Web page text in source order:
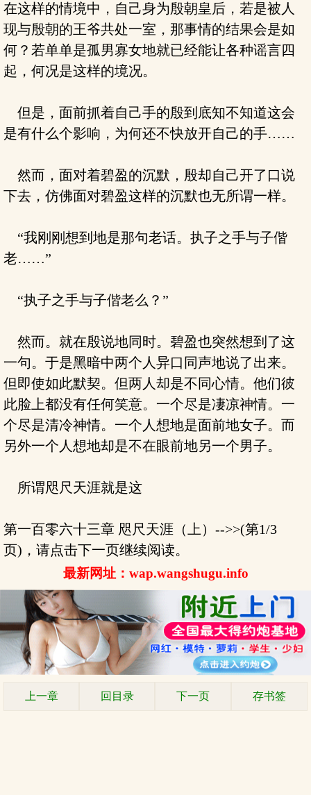
在这样的情境中，自己身为殷朝皇后，若是被人
现与殷朝的王爷共处一室，那事情的结果会是如
何？若单单是孤男寡女地就已经能让各种谣言四
起，何况是这样的境况。
但是，面前抓着自己手的殷到底知不知道这会
是有什么个影响，为何还不快放开自己的手……
然而，面对着碧盈的沉默，殷却自己开了口说
下去，仿佛面对碧盈这样的沉默也无所谓一样。
“我刚刚想到地是那句老话。执子之手与子偕
老……”
“执子之手与子偕老么？”
然而。就在殷说地同时。碧盈也突然想到了这
一句。于是黑暗中两个人异口同声地说了出来。
但即使如此默契。但两人却是不同心情。他们彼
此脸上都没有任何笑意。一个尽是凄凉神情。一
个尽是清冷神情。一个人想地是面前地女子。而
另外一个人想地却是不在眼前地另一个男子。
所谓咫尺天涯就是这
第一百零六十三章 咫尺天涯（上）-->>(第1/3
页)，请点击下一页继续阅读。
最新网址：wap.wangshugu.info
上一章 回目录 下一页 存书签